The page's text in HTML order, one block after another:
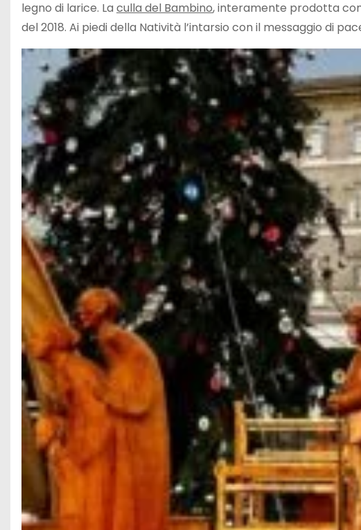
legno di larice. La culla del Bambino, interamente prodotta
del 2018. Ai piedi della Natività l’intarsio con il messaggio di